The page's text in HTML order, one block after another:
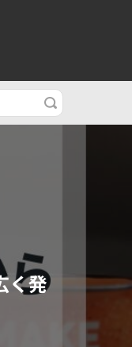
く発